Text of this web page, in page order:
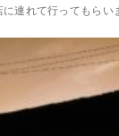
連れて行ってもらい